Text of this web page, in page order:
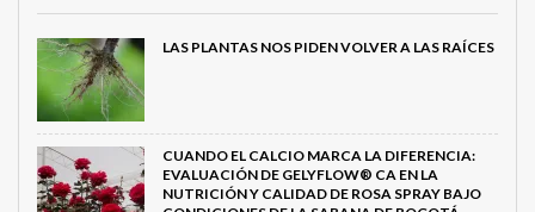
LAS PLANTAS NOS PIDEN VOLVER A LAS RAÍCES
CUANDO EL CALCIO MARCA LA DIFERENCIA:
EVALUACIÓN DE GELYFLOW® CA EN LA
NUTRICIÓN Y CALIDAD DE ROSA SPRAY BAJO